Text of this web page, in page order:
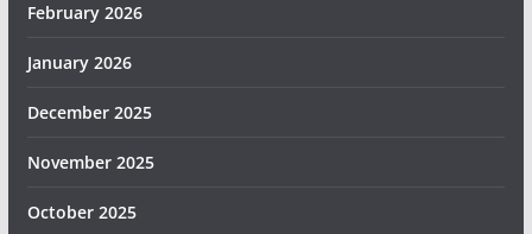
February 2026
January 2026
December 2025
November 2025
October 2025